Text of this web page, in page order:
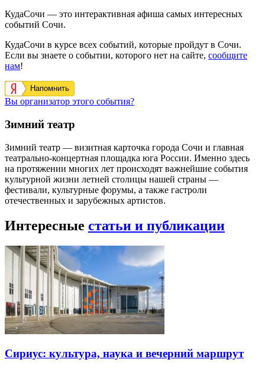
КудаСочи — это интерактивная афиша самых интересных
событий Сочи.
КудаСочи в курсе всех событий, которые пройдут в Сочи.
Если вы знаете о событии, которого нет на сайте, сообщите
нам!
Напомнить
Вы организатор этого события?
Зимний театр
Зимний театр — визитная карточка города Сочи и главная
театрально-концертная площадка юга России. Именно здесь
на протяжении многих лет происходят важнейшие события
культурной жизни летней столицы нашей страны —
фестивали, культурные форумы, а также гастроли
отечественных и зарубежных артистов.
Интересные статьи и публикации
Сириус: культура, наука и вечерний маршрут